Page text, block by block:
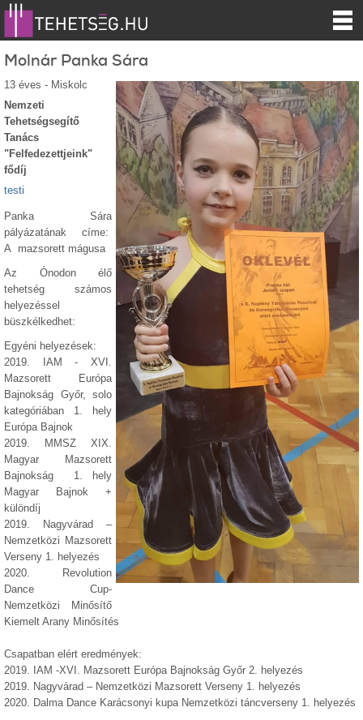
Molnár Panka Sára
13 éves - Miskolc
Nemzeti
Tehetségsegítő
Tanács
"Felfedezettjeink"
fődíj
testi
Panka Sára
pályázatának címe:
A mazsorett mágusa
Az Ónodon élő
tehetség számos
helyezéssel
büszkélkedhet:
Egyéni helyezések:
2019. IAM - XVI.
Mazsorett Európa
Bajnokság Győr, solo
kategóriában 1. hely
Európa Bajnok
2019. MMSZ XIX.
Magyar Mazsorett
Bajnokság 1. hely
Magyar Bajnok +
különdíj
2019. Nagyvárad –
Nemzetközi Mazsorett
Verseny 1. helyezés
2020. Revolution
Dance Cup-
Nemzetközi Minősítő
Kiemelt Arany Minősítés
Csapatban elért eredmények:
2019. IAM -XVI. Mazsorett Európa Bajnokság Győr 2. helyezés
2019. Nagyvárad – Nemzetközi Mazsorett Verseny 1. helyezés
2020. Dalma Dance Karácsonyi kupa Nemzetközi táncverseny 1. helyezés